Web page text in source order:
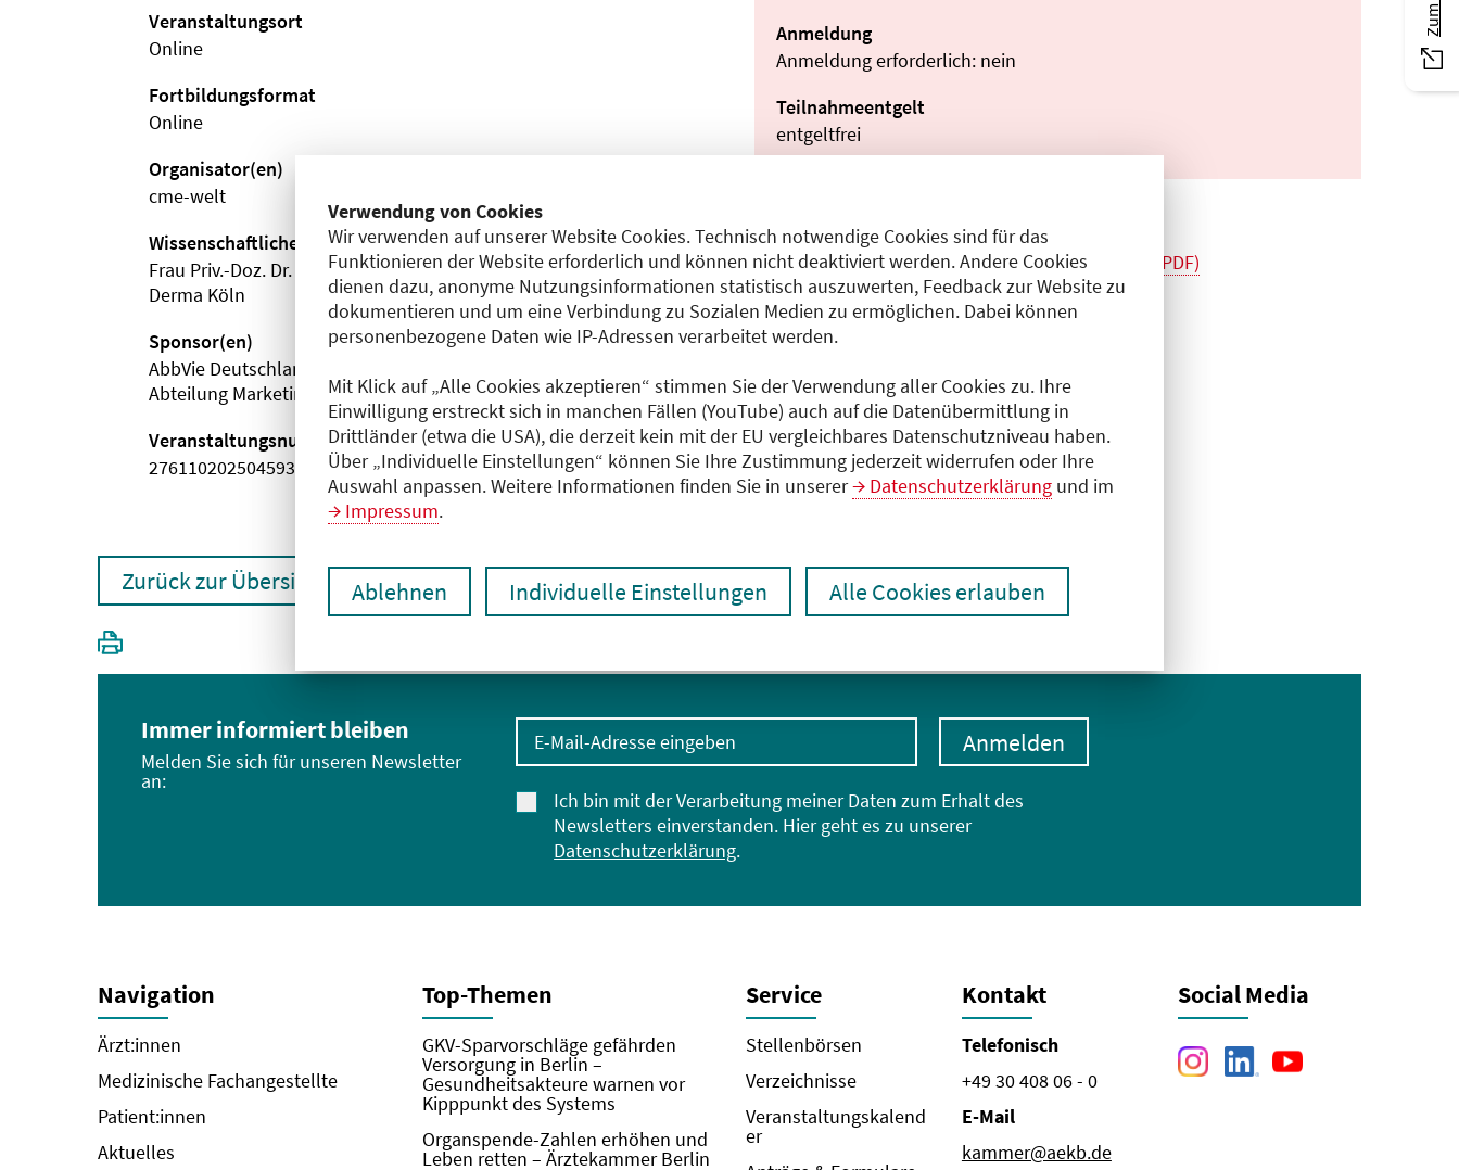
Verwendung von Cookies
Wir verwenden auf unserer Website Cookies. Technisch notwendige Cookies sind für das
Funktionieren der Website erforderlich und können nicht deaktiviert werden. Andere Cookies
dienen dazu, anonyme Nutzungsinformationen statistisch auszuwerten, Feedback zur Website zu
dokumentieren und um eine Verbindung zu Sozialen Medien zu ermöglichen. Dabei können
personenbezogene Daten wie IP-Adressen verarbeitet werden.
Mit Klick auf „Alle Cookies akzeptieren“ stimmen Sie der Verwendung aller Cookies zu. Ihre
Einwilligung erstreckt sich in manchen Fällen (YouTube) auch auf die Datenübermittlung in
Drittländer (etwa die USA), die derzeit kein mit der EU vergleichbares Datenschutzniveau haben.
Über „Individuelle Einstellungen“ können Sie Ihre Zustimmung jederzeit widerrufen oder Ihre
Auswahl anpassen. Weitere Informationen finden Sie in unserer
Datenschutzerklärung und im
Impressum.
Ablehnen Individuelle Einstellungen Alle Cookies erlauben
Anmeldung
Anmeldung erforderlich: nein
Teilnahmeentgelt
entgeltfrei
Dokumente
250909_CME-Kurs Molekulare Diagnostik-final (PDF)
Veranstaltungsort
Online
Fortbildungsformat
Online
Organisator(en)
cme-welt
Wissenschaftliche Leitung
Frau Priv.-Doz. Dr. med. Ina Hadshiew
Derma Köln
Sponsor(en)
AbbVie Deutschland GmbH & Co. KG
Abteilung Marketing Atopische Dermatitis
Veranstaltungsnummer
2761102025045930004
Zurück zur Übersicht
Immer informiert bleiben
Melden Sie sich für unseren Newsletter
an:
E-Mail-Adresse eingeben
Ich bin mit der Verarbeitung meiner Daten zum Erhalt des
Newsletters einverstanden. Hier geht es zu unserer
Datenschutzerklärung.
Anmelden
Navigation
Ärzt:innen
Medizinische Fachangestellte
Patient:innen
Aktuelles
Top-Themen
GKV-Sparvorschläge gefährden
Versorgung in Berlin –
Gesundheitsakteure warnen vor
Kipppunkt des Systems
Organspende-Zahlen erhöhen und
Leben retten – Ärztekammer Berlin
Service
Stellenbörsen
Verzeichnisse
Veranstaltungskalend
er
Kontakt
Telefonisch
+49 30 408 06 - 0
E-Mail
kammer@aekb.de
Social Media